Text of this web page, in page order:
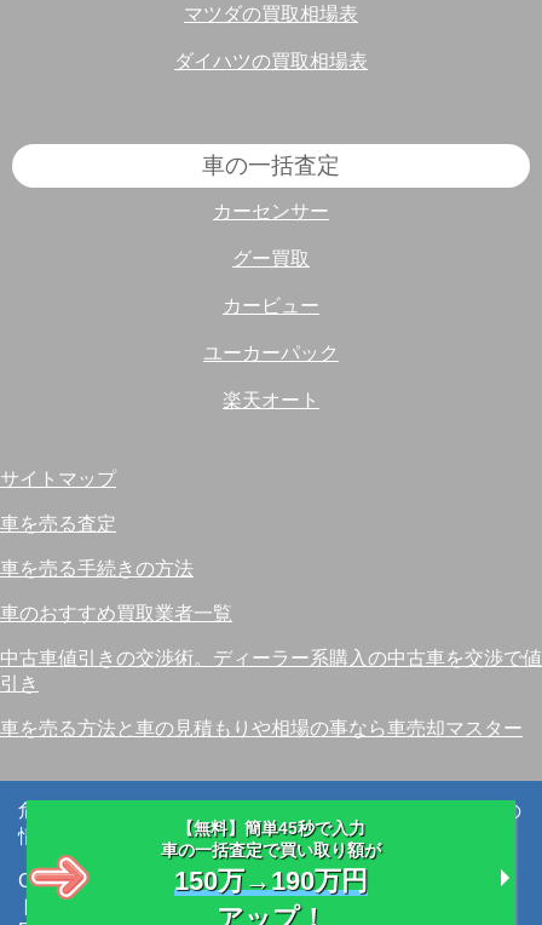
マツダの買取相場表
ダイハツの買取相場表
車の一括査定
カーセンサー
グー買取
カービュー
ユーカーパック
楽天オート
サイトマップ
車を売る査定
車を売る手続きの方法
車のおすすめ買取業者一覧
中古車値引きの交渉術。ディーラー系購入の中古車を交渉で値
引き
車を売る方法と車の見積もりや相場の事なら車売却マスター
【無料】簡単45秒で入力
車の一括査定で買い取り額が
150万→190万円
アップ！
危険なトラブルは回避・失敗しない信頼できる会社選びの
情報サポートサイト
Copyright (C) 2026 車を売る際の注意点。車売却初心者が
トラブルにあわない手続きと流れ。車売却マスター